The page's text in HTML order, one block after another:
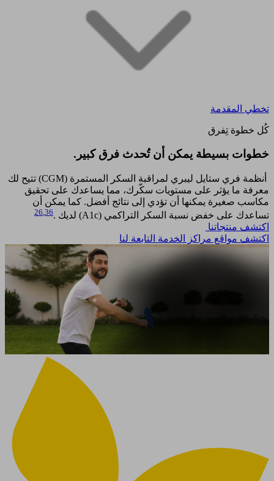
تخطي المقدمة
كُل خطوة تِفرق
خطوات بسيطة يمكن أن تُحدث فرق كبير.​
أنظمة فري ستايل ليبري لمراقبة السكر المستمرة (CGM) تتيح لك
معرفة ما يؤثر على مستويات سكّرك، مما يساعدك على تحقيق
مكاسب صغيرة يمكنها أن تؤدي إلى نتائج أفضل. كما يمكن أن
تساعدك على خفض نسبة السكر التراكمي (A1c) لديك .
26 36
اكتشف منتجاتنا
اكتشف مواقع مراكز الخدمة التابعة لنا​